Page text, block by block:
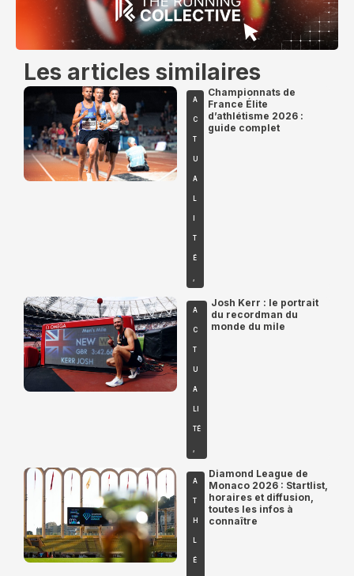
Les articles similaires
A
C
T
U
A
T
É
Championnats de
France Élite
d’athlétisme 2026 :
guide complet
A
C
T
U
A
TÉ
Josh Kerr : le portrait
du recordman du
monde du mile
A
T
H
É
Diamond League de
Monaco 2026 : Startlist,
horaires et diffusion,
toutes les infos à
connaître